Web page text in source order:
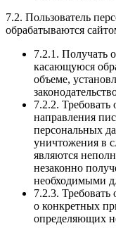
7.2. Пользователь
обрабатываются
7.2.1. Получать
касающуюся
объеме,
7.2.2.
направления
персональных
уничтожения в
являются
незаконно
необходимыми
7.2.3.
о конкретных
определяющих